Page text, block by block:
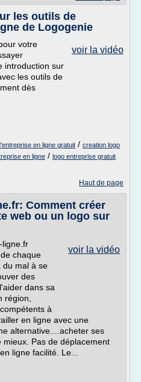
les outils de
de Logogenie
voir la vidéo
votre
introduction sur
les outils de
dès
en ligne gratuit / creation logo
en ligne / logo entreprise gratuit
Haut de page
Comment créer
web ou un logo sur
voir la vidéo
ligne.fr
chaque
du mal à se
des
dans sa
région,
à
en ligne avec une
alternative....acheter ses
Pas de déplacement
ligne facilité. Le...